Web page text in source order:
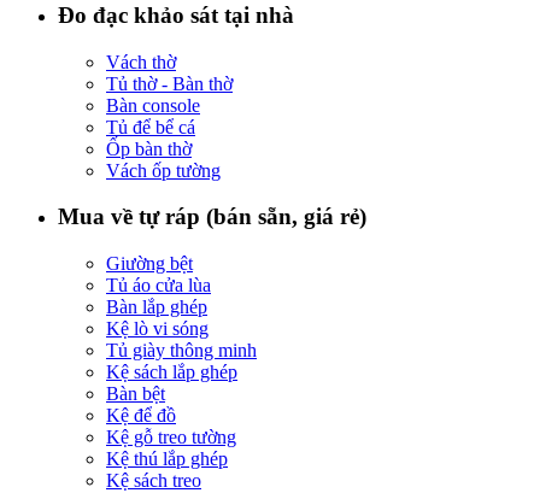
Đo đạc khảo sát tại nhà
Vách thờ
Tủ thờ - Bàn thờ
Bàn console
Tủ để bể cá
Ốp bàn thờ
Vách ốp tường
Mua về tự ráp (bán sẵn, giá rẻ)
Giường bệt
Tủ áo cửa lùa
Bàn lắp ghép
Kệ lò vi sóng
Tủ giày thông minh
Kệ sách lắp ghép
Bàn bệt
Kệ để đồ
Kệ gỗ treo tường
Kệ thú lắp ghép
Kệ sách treo